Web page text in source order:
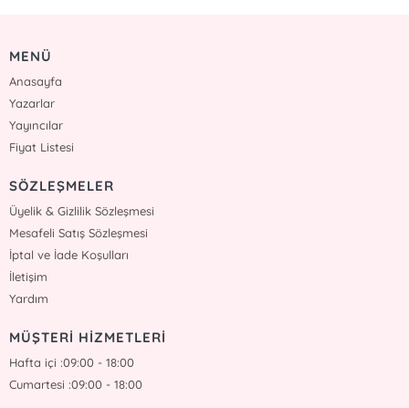
MENÜ
Anasayfa
Yazarlar
Yayıncılar
Fiyat Listesi
SÖZLEŞMELER
Üyelik & Gizlilik Sözleşmesi
Mesafeli Satış Sözleşmesi
İptal ve İade Koşulları
İletişim
Yardım
MÜŞTERİ HİZMETLERİ
Hafta içi :09:00 - 18:00
Cumartesi :09:00 - 18:00